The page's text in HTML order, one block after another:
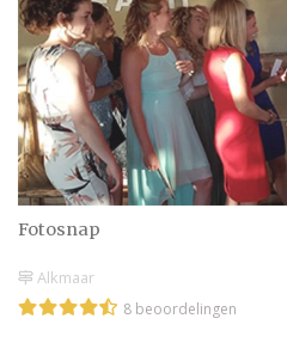
Fotosnap
Alkmaar
8 beoordelingen